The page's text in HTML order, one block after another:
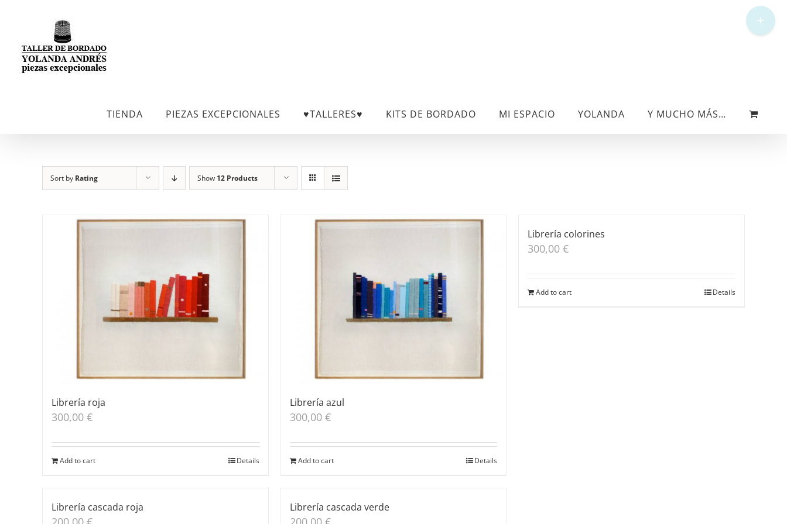
TIENDA PIEZAS EXCEPCIONALES ♥TALLERES♥ KITS DE BORDADO MI ESPACIO YOLANDA Y MUCHO MÁS…
Sort by Rating Show 12 Products
Librería roja
300,00 €
Add to cart Details
Librería azul
300,00 €
Add to cart Details
Librería colorines
300,00€
Add to cart Details
Librería cascada roja Librería cascada verde
Toggle
Sliding
Bar